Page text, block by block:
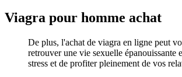
Viagra pour homme achat
De plus, l'achat de viagra en ligne peut
retrouver une vie sexuelle épanouissante
stress et de profiter pleinement de vos